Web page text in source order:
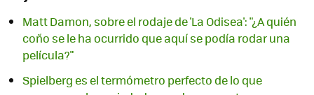
Matt Damon, sobre el rodaje de 'La Odisea': "¿A quién
coño se le ha ocurrido que aquí se podía rodar una
película?"
Spielberg es el termómetro perfecto de lo que